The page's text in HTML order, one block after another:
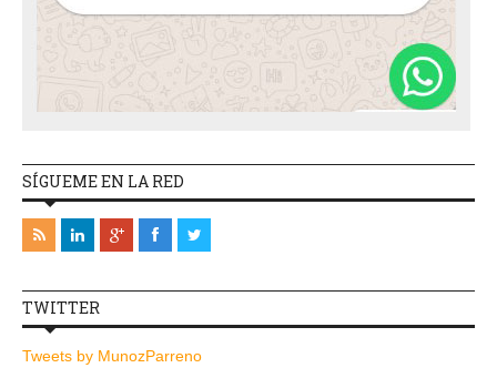
SÍGUEME EN LA RED
TWITTER
Tweets by MunozParreno